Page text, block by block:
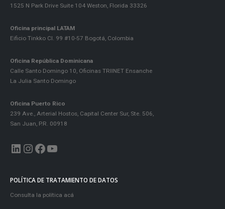
1525 N Park Drive Suite 104 Weston, Florida 33326
Oficina principal LATAM
Eificio Tinkko Cl. 99 #10-57 Bogotá, Colombia
Oficina República Dominicana
Calle Santo Domingo 10, Oficinas TRIINET Ensanche
La Julia Santo Domingo
Oficina Puerto Rico
239 Ave., Arterial Hostos, Capital Center Sur, Ste. 506,
San Juan, P.R. 00918
LinkedIn InstagramFacebook YouTube
POLÍTICA DE TRATAMIENTO DE DATOS
Consulta la política acá